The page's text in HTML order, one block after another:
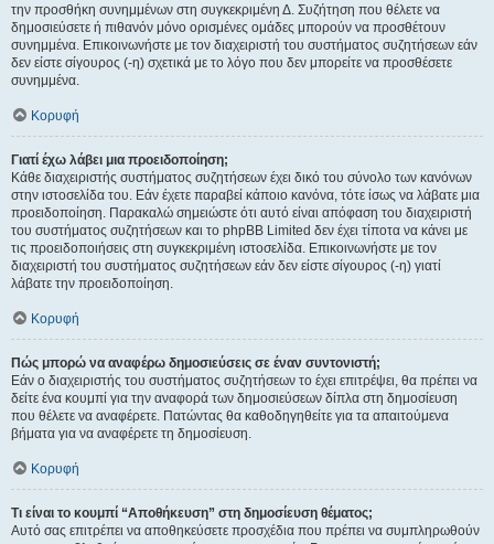
την προσθήκη συνημμένων στη συγκεκριμένη Δ. Συζήτηση που θέλετε να
δημοσιεύσετε ή πιθανόν μόνο ορισμένες ομάδες μπορούν να προσθέτουν
συνημμένα. Επικοινωνήστε με τον διαχειριστή του συστήματος συζητήσεων εάν
δεν είστε σίγουρος (-η) σχετικά με το λόγο που δεν μπορείτε να προσθέσετε
συνημμένα.
Κορυφή
Γιατί έχω λάβει μια προειδοποίηση;
Κάθε διαχειριστής συστήματος συζητήσεων έχει δικό του σύνολο των κανόνων
στην ιστοσελίδα του. Εάν έχετε παραβεί κάποιο κανόνα, τότε ίσως να λάβατε μια
προειδοποίηση. Παρακαλώ σημειώστε ότι αυτό είναι απόφαση του διαχειριστή
του συστήματος συζητήσεων και το phpBB Limited δεν έχει τίποτα να κάνει με
τις προειδοποιήσεις στη συγκεκριμένη ιστοσελίδα. Επικοινωνήστε με τον
διαχειριστή του συστήματος συζητήσεων εάν δεν είστε σίγουρος (-η) γιατί
λάβατε την προειδοποίηση.
Κορυφή
Πώς μπορώ να αναφέρω δημοσιεύσεις σε έναν συντονιστή;
Εάν ο διαχειριστής του συστήματος συζητήσεων το έχει επιτρέψει, θα πρέπει να
δείτε ένα κουμπί για την αναφορά των δημοσιεύσεων δίπλα στη δημοσίευση
που θέλετε να αναφέρετε. Πατώντας θα καθοδηγηθείτε για τα απαιτούμενα
βήματα για να αναφέρετε τη δημοσίευση.
Κορυφή
Τι είναι το κουμπί “Αποθήκευση” στη δημοσίευση θέματος;
Αυτό σας επιτρέπει να αποθηκεύσετε προσχέδια που πρέπει να συμπληρωθούν